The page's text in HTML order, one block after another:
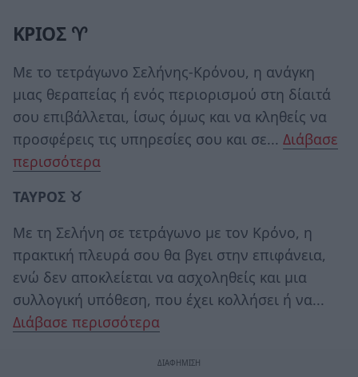
ΚΡΙΟΣ ♈
Με το τετράγωνο Σελήνης-Κρόνου, η ανάγκη
μιας θεραπείας ή ενός περιορισμού στη δίαιτά
σου επιβάλλεται, ίσως όμως και να κληθείς να
προσφέρεις τις υπηρεσίες σου και σε... Διάβασε
περισσότερα
ΤΑΥΡΟΣ ♉
Με τη Σελήνη σε τετράγωνο με τον Κρόνο, η
πρακτική πλευρά σου θα βγει στην επιφάνεια,
ενώ δεν αποκλείεται να ασχοληθείς και μια
συλλογική υπόθεση, που έχει κολλήσει ή να...
Διάβασε περισσότερα